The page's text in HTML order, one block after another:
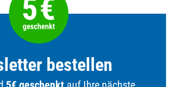
bestellen